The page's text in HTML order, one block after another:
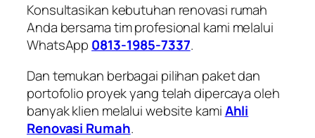
Konsultasikan kebutuhan renovasi rumah
Anda bersama tim profesional kami melalui
WhatsApp 0813-1985-7337.
Dan temukan berbagai pilihan paket dan
portofolio proyek yang telah dipercaya oleh
banyak klien melalui website kamiAhli
Renovasi Rumah.